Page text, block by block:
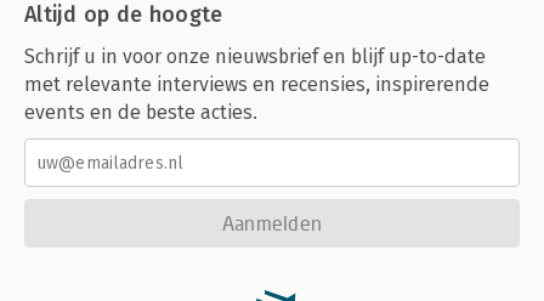
Altijd op de hoogte
Schrijf u in voor onze nieuwsbrief en blijf up-to-date
met relevante interviews en recensies, inspirerende
events en de beste acties.
Aanmelden